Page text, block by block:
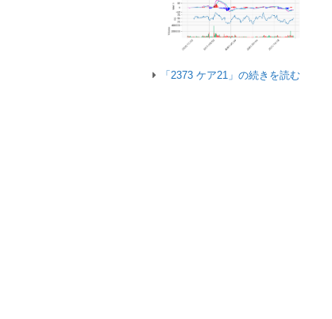
「2373 ケア21」の続きを読む